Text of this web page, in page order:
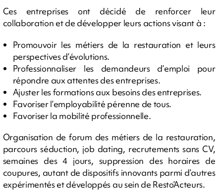
Ces entreprises ont décidé de renforcer leur
collaboration et de développer leurs actions visant à :
Promouvoir les métiers de la restauration et leurs
perspectives d’évolutions.
Professionnaliser les demandeurs d’emploi pour
répondre aux attentes des entreprises.
Ajuster les formations aux besoins des entreprises.
Favoriser l’employabilité pérenne de tous.
Favoriser la mobilité professionnelle.
Organisation de forum des métiers de la restauration,
parcours séduction, job dating, recrutements sans CV,
semaines des 4 jours, suppression des horaires de
coupures, autant de dispositifs innovants parmi d’autres
expérimentés et développés au sein de Resto’Acteurs.